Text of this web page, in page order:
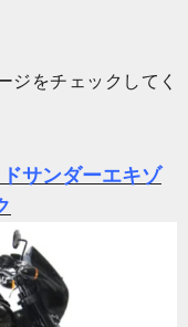
ジをチェックしてく
サンダーエキゾ